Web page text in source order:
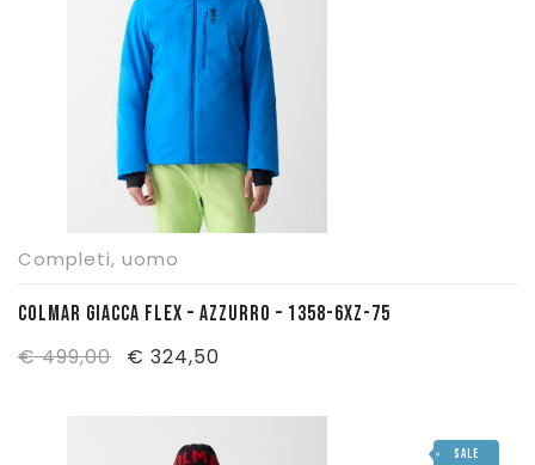
Completi, uomo
COLMAR GIACCA FLEX – AZZURRO – 1358-6XZ-75
€499,00
Il
€ 324,50
SALE